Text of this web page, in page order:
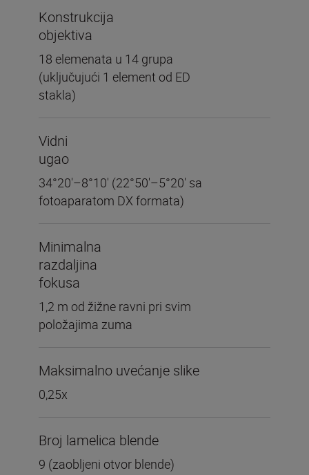
Konstrukcija
objektiva
18 elemenata u 14 grupa
(uključujući 1 element od ED
stakla)
Vidni
ugao
34°20'–8°10' (22°50'–5°20' sa
fotoaparatom DX formata)
Minimalna
razdaljina
fokusa
1,2 m od žižne ravni pri svim
položajima zuma
Maksimalno uvećanje slike
0,25x
Broj lamelica blende
9 (zaobljeni otvor blende)